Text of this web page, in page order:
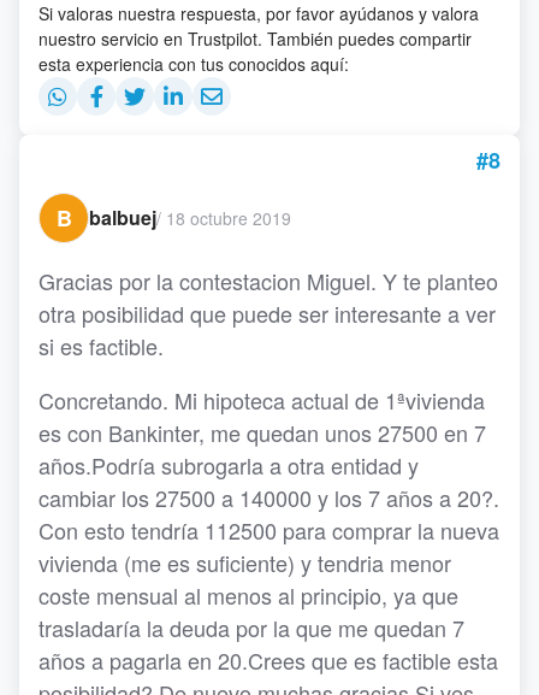
Si valoras nuestra respuesta, por favor ayúdanos y valora
nuestro servicio en Trustpilot. También puedes compartir
esta experiencia con tus conocidos aquí:
#8
B
balbuej/ 18 octubre 2019
Gracias por la contestacion Miguel. Y te planteo
otra posibilidad que puede ser interesante a ver
si es factible.
Concretando. Mi hipoteca actual de 1ªvivienda
es con Bankinter, me quedan unos 27500 en 7
años.Podría subrogarla a otra entidad y
cambiar los 27500 a 140000 y los 7 años a 20?.
Con esto tendría 112500 para comprar la nueva
vivienda (me es suficiente) y tendria menor
coste mensual al menos al principio, ya que
trasladaría la deuda por la que me quedan 7
años a pagarla en 20.Crees que es factible esta